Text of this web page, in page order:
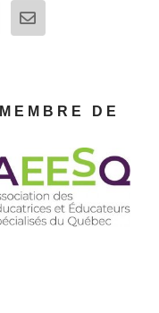
E
n
v
p
e
MEMBRE DE